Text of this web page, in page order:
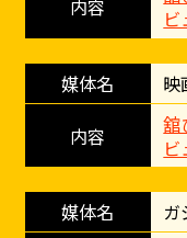
ビ
映
舘
ビ
ガ